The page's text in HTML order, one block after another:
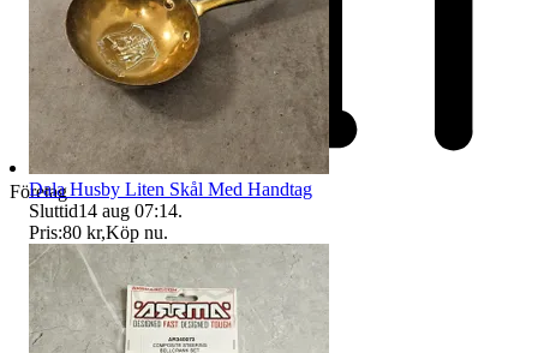
Företag
Dala Husby Liten Skål Med Handtag
Sluttid14 aug 07:14.
Pris:80 kr,Köp nu.